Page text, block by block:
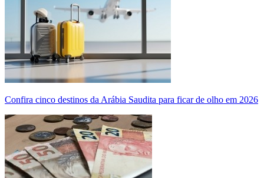
Confira cinco destinos da Arábia Saudita para ficar de olho em 2026